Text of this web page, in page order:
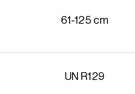
61-125 cm
UN R129